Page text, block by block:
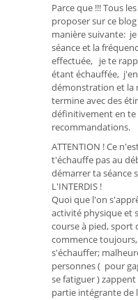
Parce que !!! Tous
proposer sur ce
manière suivante:
séance et la
effectuée, je te
étant échauffée,
démonstration et la
termine avec des
définitivement en
recommandations.
ATTENTION ! Ce
t'échauffe pas au
démarrer ta séance
L'INTERDIS !
Quoi que l'on
activité physique et
course à pied, sport
commence
s'échauffer;
personnes ( pour
se fatiguer )
partie intégrante de